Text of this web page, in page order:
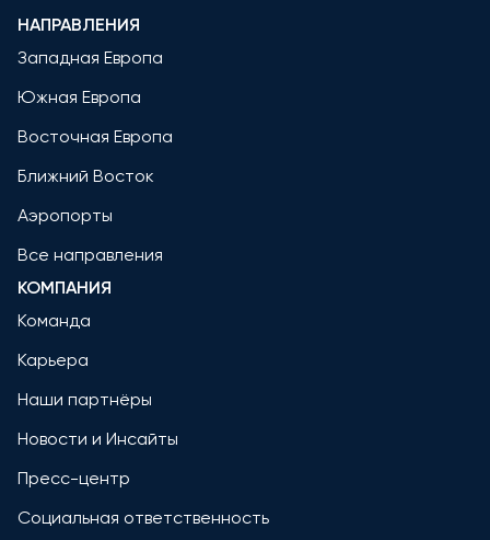
НАПРАВЛЕНИЯ
Западная Европа
Южная Европа
Восточная Европа
Ближний Восток
Аэропорты
Все направления
КОМПАНИЯ
Команда
Карьера
Наши партнёры
Новости и Инсайты
Пресс-центр
Социальная ответственность